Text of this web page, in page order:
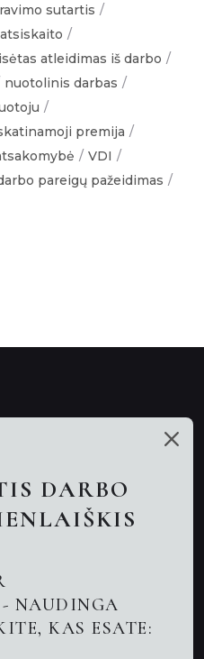
sutartis
atleidimas iš darbo
nuotolinis darbas
premija
VDI
pareigų pažeidimas
DARBO
NAUDINGA
KAS ESATE: